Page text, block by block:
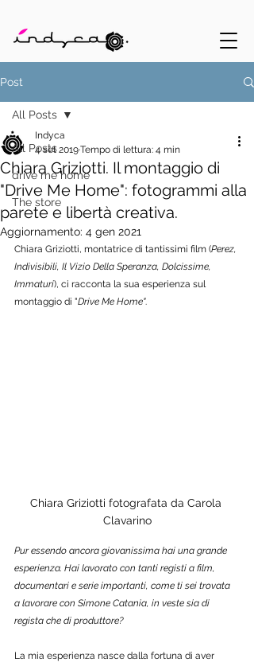
Post
All Posts
drive me home
The store
All Posts
Chiara Griziotti. Il montaggio di
"Drive Me Home": fotogrammi alla
parete e libertà creativa.
Indyca
4 set 2019Tempo di lettura: 4 min
Aggiornamento: 4 gen 2021
Chiara Griziotti, montatrice di tantissimi film (Perez,
Indivisibili, Il Vizio Della Speranza, Dolcissime,
Immaturi), ci racconta la sua esperienza sul
montaggio di "Drive Me Home".
Chiara Griziotti fotografata da Carola
Clavarino
Pur essendo ancora giovanissima hai una grande
esperienza. Hai lavorato con tanti registi a film,
documentari e serie importanti, come ti sei trovata
a lavorare con Simone Catania, in veste sia di
regista che di produttore?
La mia esperienza nasce dalla fortuna di aver